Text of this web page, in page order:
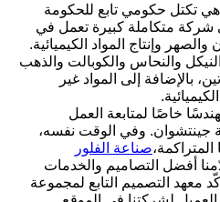
تكتل حكومي تابع للحكومة
شركة متكاملة كبيرة تعمل في
وإنتاج المواد الكيميائية.
والنحاس والكوبالت والذهب
بالإضافة إلى المواد غير
خاصًا لمتابعة العمل
جينتشوان. وفي الوقت نفسه،
المتراكمة،صناعة الفلور
أفضل التصاميم والخدمات
معهد التصميم التابع لمجموعة